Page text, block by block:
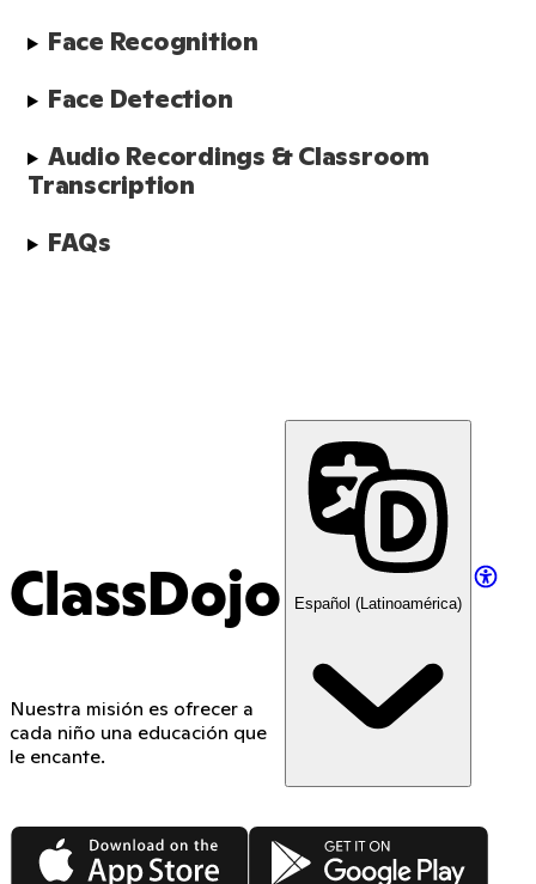
Face Recognition
Face Detection
Audio Recordings & Classroom
Transcription
FAQs
ClassDojo
Nuestra misión es ofrecer a
cada niño una educación que
le encante.
Español (Latinoamérica)
App Store Google Play